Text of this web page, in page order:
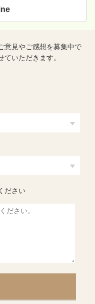
意見やご感想を募集中で
いただきます。
ださい